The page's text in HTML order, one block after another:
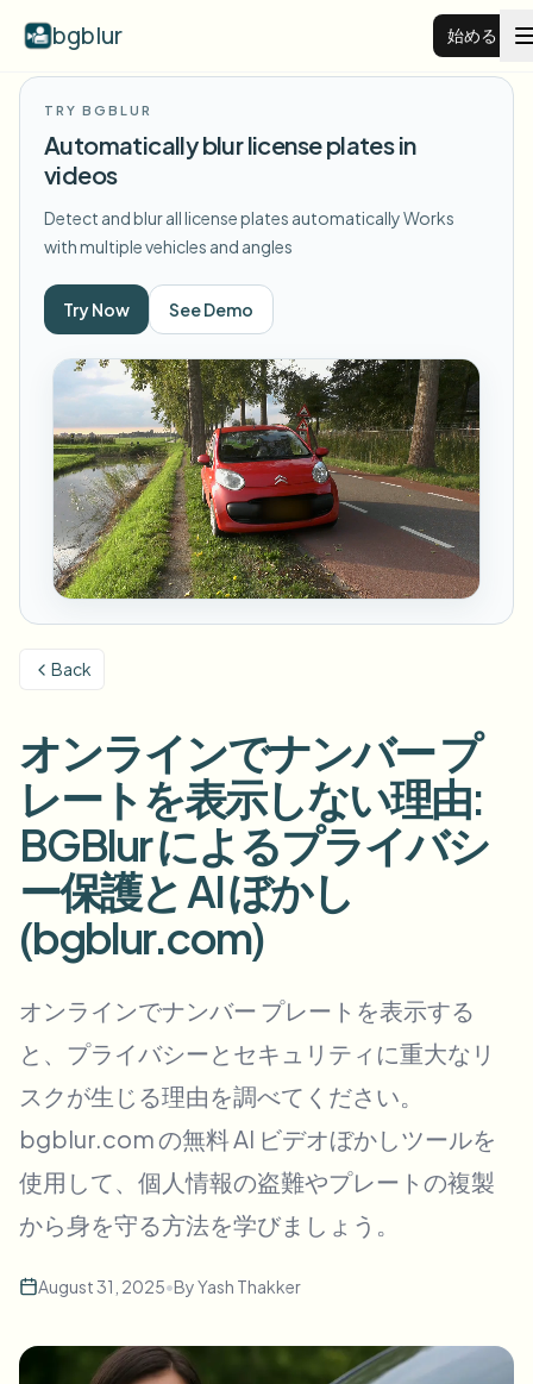
bgblur 始める
サンプルライブラリ全体を閲覧する
顔をぼかす
ナンバープレートをぼかす
背景をぼかす
何でもぼかす
GDPRコンプライアンスぼかし
ストリートインタビューぼかし
ゲーム＆配信ぼかし
機能
View all features
Browse every blur tool in one place
ナンバープレートをぼかす
顔をぼかす
AI Video Object Remover
写真の顔をオンラインでぼかす
顔の匿名化
ボイスアノニマイザー
顔交換 - 画像
顔交換 - 動画
ビデオインテリジェンス
複数の動画をまとめて処理
エンタープライズ
学校・教育
キャンパスカメラ、講義、地区の一括プライバシー
メディア・エンターテインメント
試写、リリース、コンプライアンス
小売・EC
医療
クリニックと患者向けビデオガバナンス
公共部門
FOIA、安全な開示、編集
一括顔の匿名化
大量バッチ、保持、SLA
一括ナンバープレートぼかし
フリート、ドライブレコーダー、駐車場を大規模に
一括顔ぼかし
高スループットパイプライン
何でもぼかす
企業ゾーン、ポリシー、レビュー
API & SDK
リソース
FAQ
ブログ
Whitepapers
ツール
カテゴリ
製品
Choose language
TRY BGBLUR
Automatically blur license plates in
videos
Detect and blur all license plates automaticallyWorks
with multiple vehicles and angles
Try Now See Demo
Back
オンラインでナンバー プ
レートを表示しない理由:
BGBlur によるプライバシ
ー保護と AI ぼかし
(bgblur.com)
オンラインでナンバー プレートを表示する
と、プライバシーとセキュリティに重大なリ
スクが生じる理由を調べてください。
bgblur.com の無料 AI ビデオぼかしツールを
使用して、個人情報の盗難やプレートの複製
から身を守る方法を学びましょう。
August 31, 2025•ByYash Thakker